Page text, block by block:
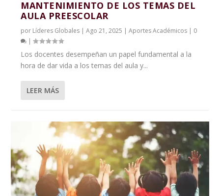
MANTENIMIENTO DE LOS TEMAS DEL
AULA PREESCOLAR
por Líderes Globales |Ago 21, 2025 |Aportes Académicos | 0
|
Los docentes desempeñan un papel fundamental a la
hora de dar vida a los temas del aula y...
LEER MÁS